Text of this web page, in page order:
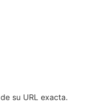
su URL exacta.